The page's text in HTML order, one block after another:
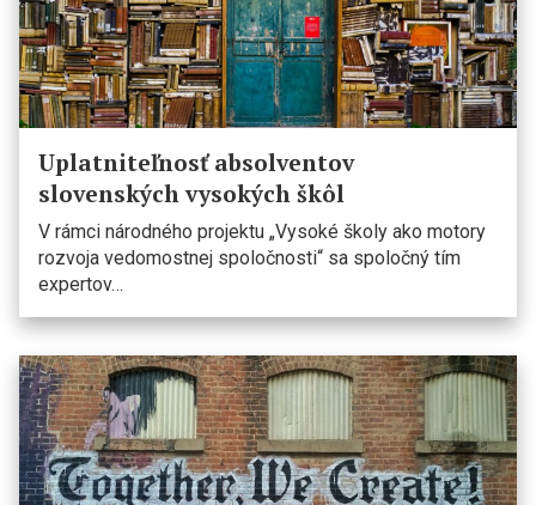
Uplatniteľnosť absolventov
slovenských vysokých škôl
V rámci národného projektu „Vysoké školy ako motory
rozvoja vedomostnej spoločnosti“ sa spoločný tím
expertov…